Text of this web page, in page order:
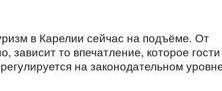
в Карелии сейчас на подъёме. От
зависит то впечатление, которое гости
на законодательном